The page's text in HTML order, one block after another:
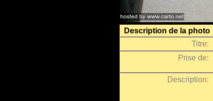
Description de la photo
Titre:
Prise de:
Description: